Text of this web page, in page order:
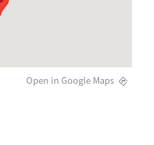
Open in Google Maps